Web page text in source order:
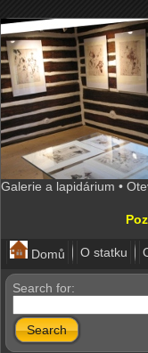
Galerie a lapidárium •
Domů O statku
Search for:
Search